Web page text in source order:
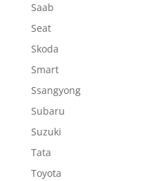
Saab
Seat
Skoda
Smart
Ssangyong
Subaru
Suzuki
Tata
Toyota